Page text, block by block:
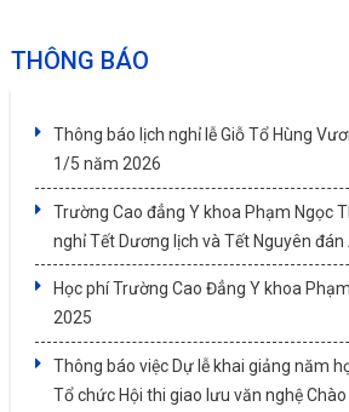
THÔNG BÁO
Thông báo lịch nghỉ lễ Giỗ Tổ Hùng
1/5 năm 2026
Trường Cao đẳng Y khoa Phạm Ngọc
nghỉ Tết Dương lịch và Tết Nguyên
Học phí Trường Cao Đẳng Y khoa
2025
Thông báo việc Dự lễ khai giảng năm
Tổ chức Hội thi giao lưu văn nghệ